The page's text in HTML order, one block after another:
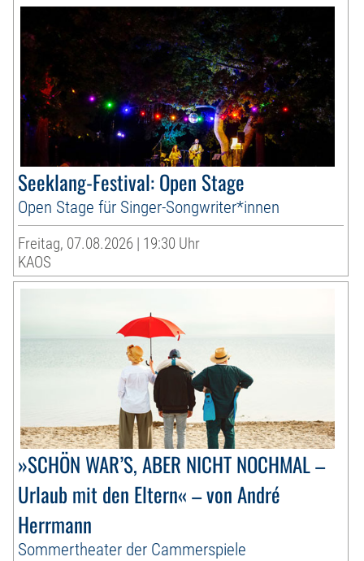
Seeklang-Festival: Open Stage
Open Stage für Singer-Songwriter*innen
Freitag, 07.08.2026 | 19:30 Uhr
KAOS
»SCHÖN WAR’S, ABER NICHT NOCHMAL –
Urlaub mit den Eltern« – von André
Herrmann
Sommertheater der Cammerspiele